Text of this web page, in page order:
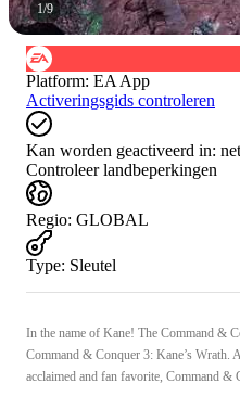
1/9
Platform: EA App
Activeringsgids controleren
Kan worden geactiveerd in:
Controleer landbeperkingen
Regio: GLOBAL
Type: Sleutel
In the name of Kane! The Command &
Command & Conquer 3: Kane’s Wrath.
acclaimed and fan favorite, Command &